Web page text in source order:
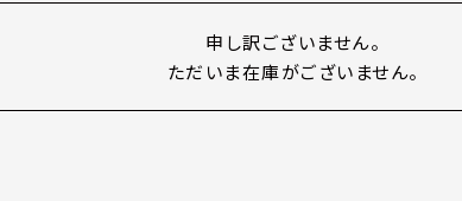
申し訳ございません。
ただいま在庫がございません。